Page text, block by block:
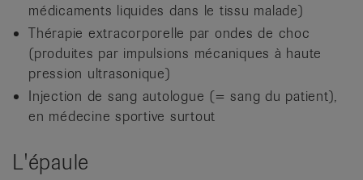
médicaments liquides dans le tissu malade)
Thérapie extracorporelle par ondes de choc
(produites par impulsions mécaniques à haute
pression ultrasonique)
Injection de sang autologue (= sang du patient),
en médecine sportive surtout
L'épaule